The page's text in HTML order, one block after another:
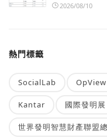
2026/08/10
熱門標籤
SocialLab OpView
Kantar 國際發明展
世界發明智慧財產聯盟